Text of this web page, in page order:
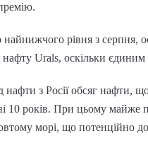
рівня з серпня,
Urals, оскільки
нафти з Росії обсяг нафти,
10 років. При цьому майже
морі, що потенційно